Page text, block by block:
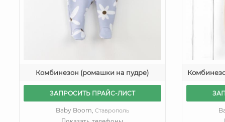
Комбинезон (ромашки на пудре)
ЗАПРОСИТЬ ПРАЙС-ЛИСТ
Baby Boom, Ставрополь